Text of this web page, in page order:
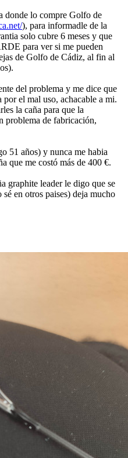
donde lo compre Golfo de
), para informadle de la
solo cubre 6 meses y que
para ver si me pueden
de Golfo de Cádiz, al fin al
del problema y me dice que
el mal uso, achacable a mi.
la caña para que la
problema de fabricación,
51 años) y nunca me habia
que me costó más de 400 €.
graphite leader le digo que se
en otros paises) deja mucho